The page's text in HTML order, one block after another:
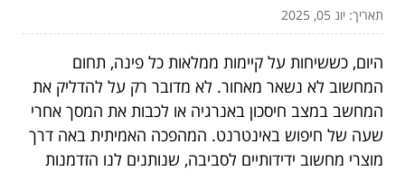
תאריך: יונ 05, 2025
היום, כששיחות על קיימות ממלאות כל פינה, תחום
המחשוב לא נשאר מאחור. לא מדובר רק על להדליק את
המחשב במצב חיסכון באנרגיה או לכבות את המסך אחרי
שעה של חיפוש באינטרנט. המהפכה האמיתית באה דרך
מוצרי מחשוב ידידותיים לסביבה, שנותנים לנו הזדמנות